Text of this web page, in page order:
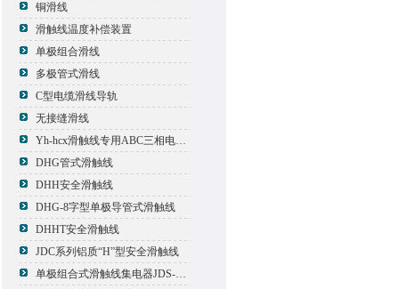
铜滑线
滑触线温度补偿装置
单极组合滑线
多极管式滑线
C型电缆滑线导轨
无接缝滑线
Yh-hcx滑触线专用ABC三相电压信号指示灯
DHG管式滑触线
DHH安全滑触线
DHG-8字型单极导管式滑触线
DHHT安全滑触线
JDC系列铝质“H”型安全滑触线
单极组合式滑触线集电器JDS-500*2